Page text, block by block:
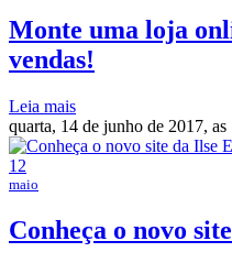
Monte uma loja
vendas!
Leia mais
quarta, 14 de junho de 2017, as
12
maio
Conheça o novo